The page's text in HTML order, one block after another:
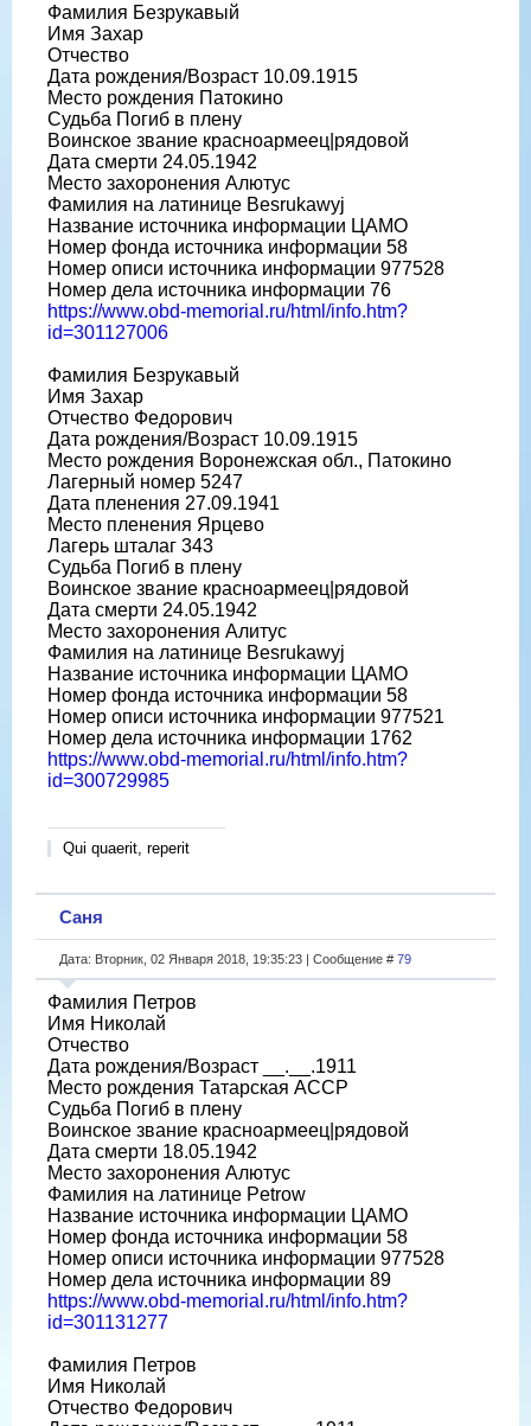
Фамилия Безрукавый
Имя Захар
Отчество
Дата рождения/Возраст 10.09.1915
Место рождения Патокино
Судьба Погиб в плену
Воинское звание красноармеец|рядовой
Дата смерти 24.05.1942
Место захоронения Алютус
Фамилия на латинице Besrukawyj
Название источника информации ЦАМО
Номер фонда источника информации 58
Номер описи источника информации 977528
Номер дела источника информации 76
https://www.obd-memorial.ru/html/info.htm?
id=301127006
Фамилия Безрукавый
Имя Захар
Отчество Федорович
Дата рождения/Возраст 10.09.1915
Место рождения Воронежская обл., Патокино
Лагерный номер 5247
Дата пленения 27.09.1941
Место пленения Ярцево
Лагерь шталаг 343
Судьба Погиб в плену
Воинское звание красноармеец|рядовой
Дата смерти 24.05.1942
Место захоронения Алитус
Фамилия на латинице Besrukawyj
Название источника информации ЦАМО
Номер фонда источника информации 58
Номер описи источника информации 977521
Номер дела источника информации 1762
https://www.obd-memorial.ru/html/info.htm?
id=300729985
Qui quaerit, reperit
Саня
Дата: Вторник, 02 Января 2018, 19:35:23 | Сообщение # 79
Фамилия Петров
Имя Николай
Отчество
Дата рождения/Возраст __.__.1911
Место рождения Татарская АССР
Судьба Погиб в плену
Воинское звание красноармеец|рядовой
Дата смерти 18.05.1942
Место захоронения Алютус
Фамилия на латинице Petrow
Название источника информации ЦАМО
Номер фонда источника информации 58
Номер описи источника информации 977528
Номер дела источника информации 89
https://www.obd-memorial.ru/html/info.htm?
id=301131277
Фамилия Петров
Имя Николай
Отчество Федорович